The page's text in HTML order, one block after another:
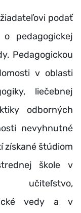
podať
pedagogickej
Pedagogickou
v oblasti
liečebnej
odborných
nevyhnutné
získané štúdiom
škole v
učiteľstvo,
vedy a v